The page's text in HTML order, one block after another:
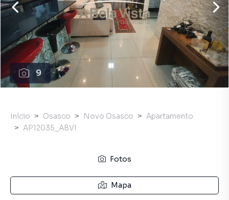
9
Início Osasco Novo Osasco
Apartamento
AP12035_ABVI
Fotos
Mapa